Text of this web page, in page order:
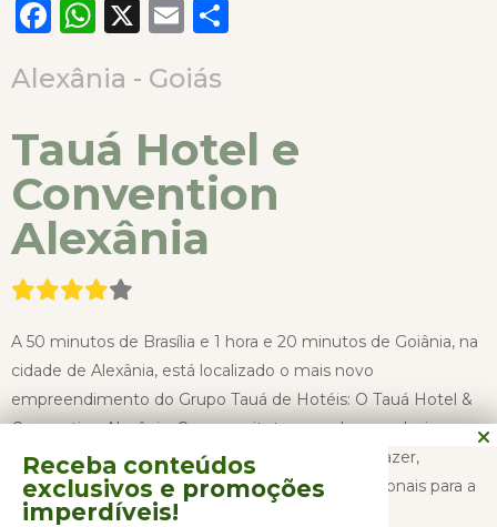
Facebook
WhatsApp
X Email
Alexânia - Goiás
Tauá Hotel e
Convention
Alexânia
A 50 minutos de Brasília e 1 hora e 20 minutos de Goiânia, na
cidade de Alexânia, está localizado o mais novo
empreendimento do Grupo Tauá de Hotéis: O Tauá Hotel &
Convention Alexânia. Com arquitetura moderna e design
conceitual, o resort oferece diversas opções de lazer,
gastronomia, além de ambientes amplos e funcionais para a
realização de eventos de toda a natureza.
Receba conteúdos
exclusivos e promoções
imperdíveis!